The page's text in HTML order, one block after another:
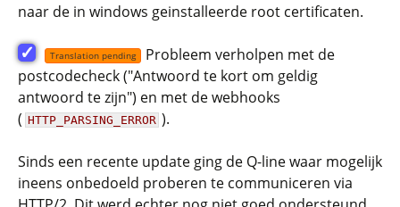
naar de in windows geinstalleerde root certificaten.
✓ Translation pending
Probleem verholpen met de
postcodecheck ("Antwoord te kort om geldig
antwoord te zijn") en met de webhooks
( HTTP_PARSING_ERROR ).
Sinds een recente update ging de Q-line waar mogelijk
ineens onbedoeld proberen te communiceren via